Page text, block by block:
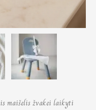
maišelis žvakei laikyti